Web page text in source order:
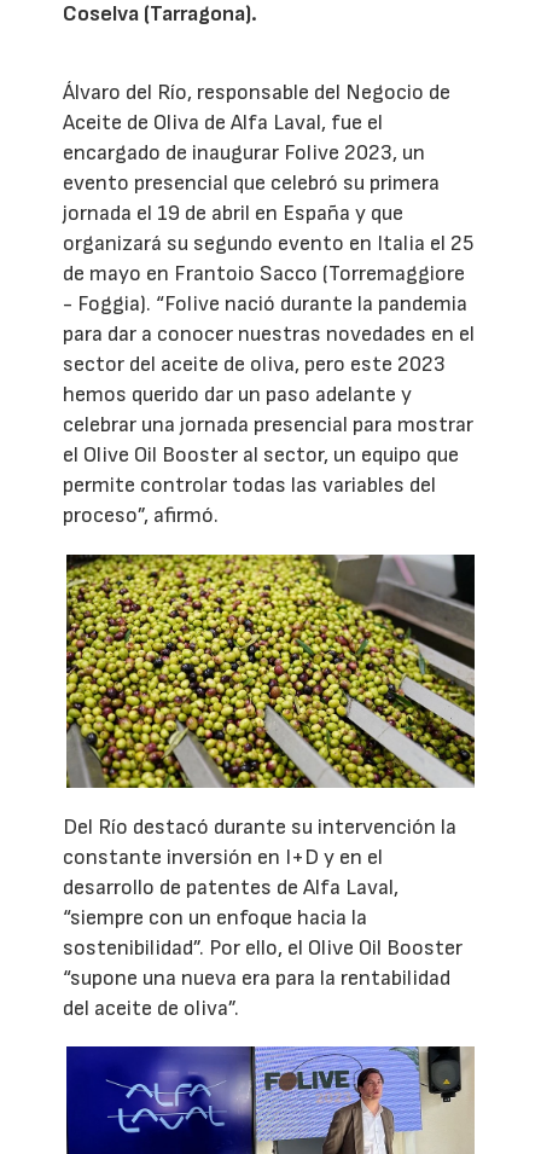
Coselva (Tarragona).
Álvaro del Río, responsable del Negocio de
Aceite de Oliva de Alfa Laval, fue el
encargado de inaugurar Folive 2023, un
evento presencial que celebró su primera
jornada el 19 de abril en España y que
organizará su segundo evento en Italia el 25
de mayo en Frantoio Sacco (Torremaggiore
- Foggia). “Folive nació durante la pandemia
para dar a conocer nuestras novedades en el
sector del aceite de oliva, pero este 2023
hemos querido dar un paso adelante y
celebrar una jornada presencial para mostrar
el Olive Oil Booster al sector, un equipo que
permite controlar todas las variables del
proceso”, afirmó.
Del Río destacó durante su intervención la
constante inversión en I+D y en el
desarrollo de patentes de Alfa Laval,
“siempre con un enfoque hacia la
sostenibilidad”. Por ello, el Olive Oil Booster
“supone una nueva era para la rentabilidad
del aceite de oliva”.